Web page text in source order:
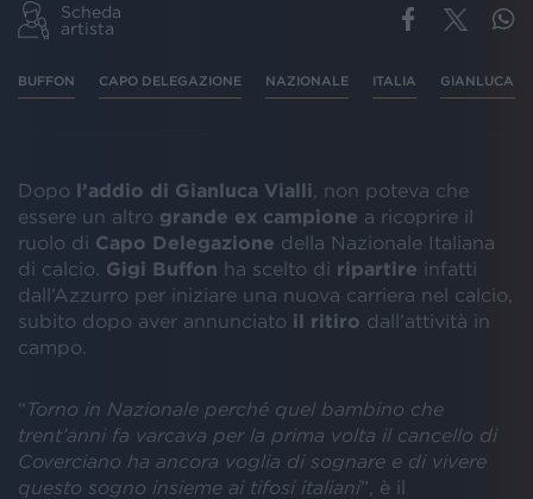
Scheda
artista
BUFFON CAPO DELEGAZIONE NAZIONALE ITALIA GIANLUCA
Dopo l’addio di Gianluca Vialli , non poteva che
essere un altro grande ex campione a ricoprire il
ruolo di Capo Delegazione della Nazionale Italiana
di calcio. Gigi Buffon ha scelto di ripartire infatti
dall’Azzurro per iniziare una nuova carriera nel calcio,
subito dopo aver annunciato il ritiro dall’attività in
campo.
“Torno in Nazionale perché quel bambino che
trent’anni fa varcava per la prima volta il cancello di
Coverciano ha ancora voglia di sognare e di vivere
questo sogno insieme ai tifosi italiani”, è il